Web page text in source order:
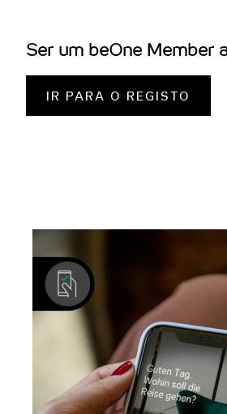
Passo 3: A tua estadia
a tua estadia ainda mais
Ser um beOne Member
IR PARA O REGISTO